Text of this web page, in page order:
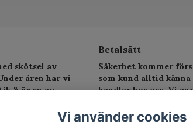
skötsel av
åren har vi
& är en av
Betalsätt
Säkerhet kommer
som kund alltid
handlar hos oss. Vi
Vi använder cookies